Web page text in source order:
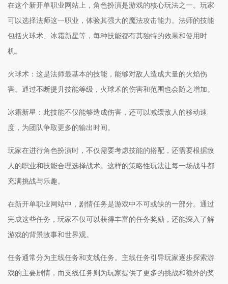
在这个新开单职业网站上，角色扮演是游戏的核心玩法之一。玩家
可以选择法师这一职业，体验其强大的魔法攻击能力。法师的技能
包括火球术、冰霜新星等，每种技能都有其独特的效果和使用时
机。
火球术：这是法师最基本的技能，能够对敌人造成大量的火焰伤
害。通过不断提升技能等级，火球术的伤害和范围也会随之增加。
冰霜新星：此技能不仅能够造成伤害，还可以减缓敌人的移动速
度，为团队争取更多的输出时间。
玩家在进行角色扮演时，不仅需要考虑技能的搭配，还需要根据敌
人的职业和技能合理选择战术。这样的策略性玩法让每一场战斗都
充满挑战与乐趣。
在新开单职业网站中，剧情任务是游戏中不可或缺的一部分。通过
完成这些任务，玩家不仅可以获得丰富的任务奖励，还能深入了解
游戏的背景故事和世界观。
任务通常分为主线任务和支线任务。主线任务引导玩家逐步探索游
戏的主要剧情，而支线任务则为玩家提供了更多的挑战和额外的奖